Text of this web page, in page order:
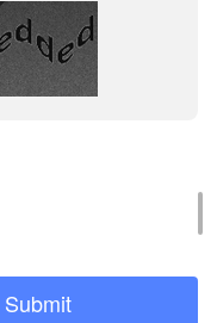
дом
408
защищены.
данных